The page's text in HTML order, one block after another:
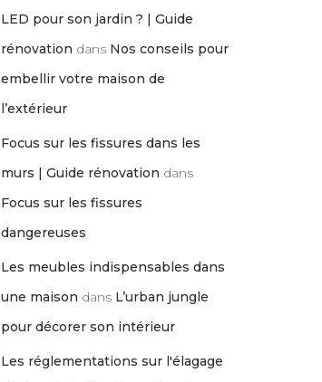
LED pour son jardin ? | Guide
rénovation dans Nos conseils pour
embellir votre maison de
l’extérieur
Focus sur les fissures dans les
murs | Guide rénovation dans
Focus sur les fissures
dangereuses
Les meubles indispensables dans
une maison dans L’urban jungle
pour décorer son intérieur
Les réglementations sur l'élagage